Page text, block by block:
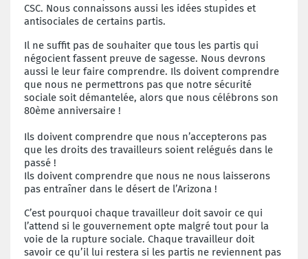
CSC. Nous connaissons aussi les idées stupides et
antisociales de certains partis.
Il ne suffit pas de souhaiter que tous les partis qui
négocient fassent preuve de sagesse. Nous devrons
aussi le leur faire comprendre. Ils doivent comprendre
que nous ne permettrons pas que notre sécurité
sociale soit démantelée, alors que nous célébrons son
80ème anniversaire !
Ils doivent comprendre que nous n’accepterons pas
que les droits des travailleurs soient relégués dans le
passé !
Ils doivent comprendre que nous ne nous laisserons
pas entraîner dans le désert de l’Arizona !
C’est pourquoi chaque travailleur doit savoir ce qui
l’attend si le gouvernement opte malgré tout pour la
voie de la rupture sociale. Chaque travailleur doit
savoir ce qu’il lui restera si les partis ne reviennent pas